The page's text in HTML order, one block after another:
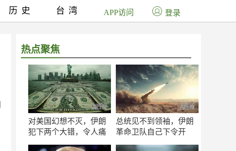
热点聚焦
对美国幻想不灭，伊朗
犯下两个大错，令人痛
总统见不到领袖，伊朗
革命卫队自己下令开
历史 台湾 APP访问 登录